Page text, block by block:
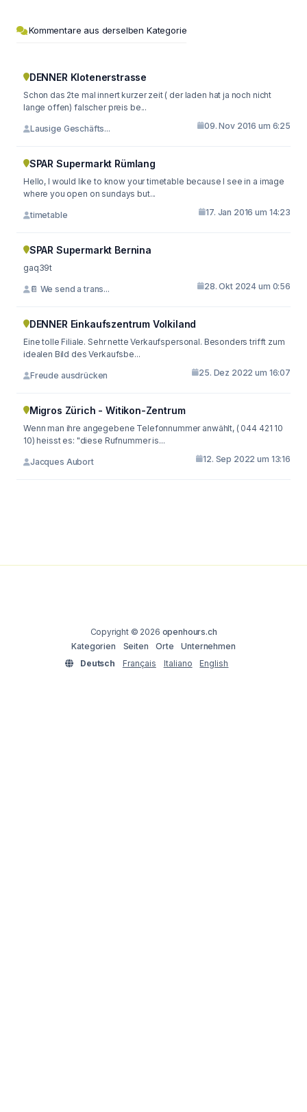
Kommentare aus derselben Kategorie
DENNER Klotenerstrasse
Schon das 2te mal innert kurzer zeit ( der laden hat ja noch nicht
lange offen) falscher preis be...
Lausige Geschäfts... 09. Nov 2016 um 6:25
SPAR Supermarkt Rümlang
Hello, I would like to know your timetable because I see in a image
where you open on sundays but...
timetable 17. Jan 2016 um 14:23
SPAR Supermarkt Bernina
gaq39t
📔 We send a trans... 28. Okt 2024 um 0:56
DENNER Einkaufszentrum Volkiland
Eine tolle Filiale. Sehr nette Verkaufspersonal. Besonders trifft zum
idealen Bild des Verkaufsbe...
Freude ausdrücken 25. Dez 2022 um 16:07
Migros Zürich - Witikon-Zentrum
Wenn man ihre angegebene Telefonnummer anwählt, ( 044 421 10
10) heisst es: "diese Rufnummer is...
Jacques Aubort 12. Sep 2022 um 13:16
Copyright © 2026 openhours.ch
Kategorien
Seiten Orte
Unternehmen
Deutsch
Français Italiano English